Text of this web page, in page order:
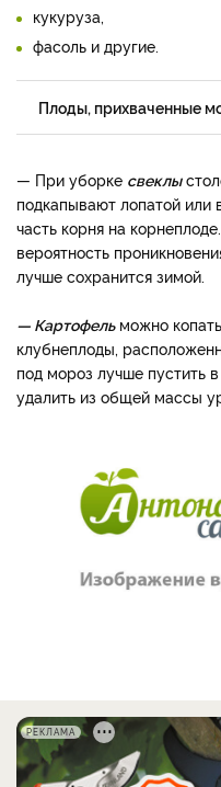
кукуруза,
фасоль и другие.
Плоды, прихваченные
— При уборке свеклы
подкапывают лопатой или
часть корня на
вероятность
лучше сохранится зимой.
— Картофельможно
клубнеплоды,
под мороз лучше пустить
удалить из общей массы
РЕКЛАМА